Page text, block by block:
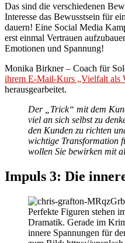
Das sind die verschiedenen
Interesse das Bewusstsein für
dauern! Eine Social Media
erst einmal Vertrauen
Emotionen und Spannung!
Monika Birkner – Coach für
ihrem E-Mail-Kurs „Vielfalt als
herausgearbeitet.
Der „Trick“ mit dem
viel an sich selbst zu
den Kunden zu richten
wichtige Transformation
wollen Sie bewirken mit
Impuls 3: Die
Perfekte Figuren stehen
Dramatik. Gerade im
innere Spannungen für